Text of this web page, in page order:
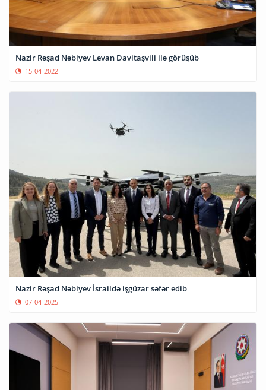
Nazir Rəşad Nəbiyev Levan Davitaşvili ilə görüşüb
15-04-2022
Nazir Rəşad Nəbiyev İsraildə işgüzar səfər edib
07-04-2025